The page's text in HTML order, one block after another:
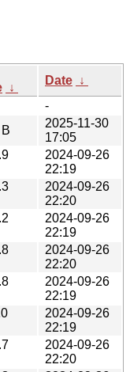
↓
Date ↓
-
2025-11-30
17:05
2024-09-26
22:19
2024-09-26
22:20
2024-09-26
22:19
2024-09-26
22:20
2024-09-26
22:19
2024-09-26
22:19
2024-09-26
22:20